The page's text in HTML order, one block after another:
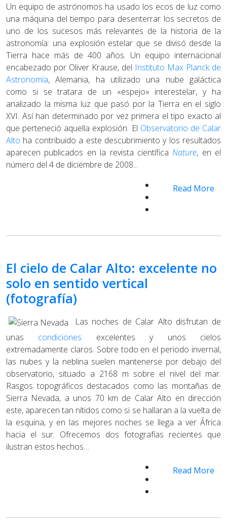
Un equipo de astrónomos ha usado los ecos de luz como
una máquina del tiempo para desenterrar los secretos de
uno de los sucesos más relevantes de la historia de la
astronomía: una explosión estelar que se divisó desde la
Tierra hace más de 400 años. Un equipo internacional
encabezado por Oliver Krause, del Instituto Max Planck de
Astronomía, Alemania, ha utilizado una nube galáctica
como si se tratara de un «espejo» interestelar, y ha
analizado la misma luz que pasó por la Tierra en el siglo
XVI. Así han determinado por vez primera el tipo exacto al
que perteneció aquella explosión. El Observatorio de Calar
Alto ha contribuido a este descubrimiento y los resultados
aparecen publicados en la revista científicaNature, en el
número del 4 de diciembre de 2008...
Read More
El cielo de Calar Alto: excelente no
solo en sentido vertical
(fotografía)
Las noches de Calar Alto disfrutan de
unas condiciones excelentes y unos cielos
extremadamente claros. Sobre todo en el periodo invernal,
las nubes y la neblina suelen mantenerse por debajo del
observatorio, situado a 2168 m sobre el nivel del mar.
Rasgos topográficos destacados como las montañas de
Sierra Nevada, a unos 70 km de Calar Alto en dirección
este, aparecen tan nítidos como si se hallaran a la vuelta de
la esquina, y en las mejores noches se llega a ver África
hacia el sur. Ofrecemos dos fotografías recientes que
ilustran estos hechos…
Read More